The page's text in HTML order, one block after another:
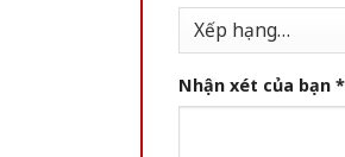
Nhận xét của bạn *